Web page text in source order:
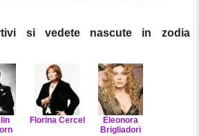
si vedete nascute in zodia
Florina Cercel
Eleonora
Brigliadori